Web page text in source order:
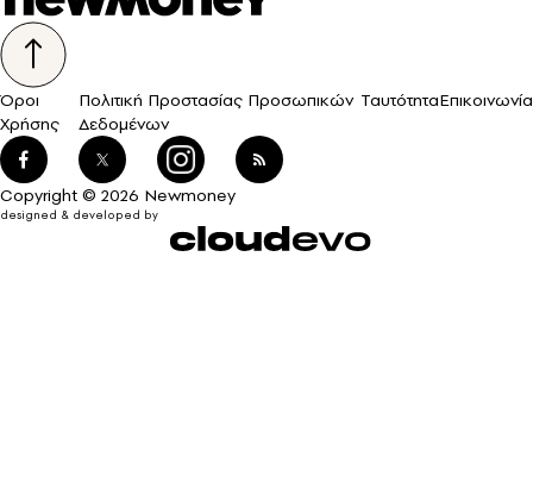
Όροι
Χρήσης
Πολιτική Προστασίας Προσωπικών
Δεδομένων
ΤαυτότηταΕπικοινωνία
Copyright © 2026 Newmoney
designed & developed by